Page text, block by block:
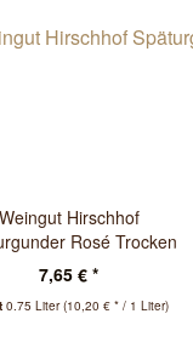
Weingut Hirschhof
Rosé Trocken
2025
7,65 € *
0.75 Liter(10,20 € * / 1 Liter)